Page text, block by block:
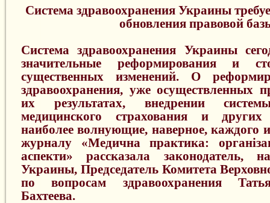
Система здравоохранения Украины
обновления правовой
Система здравоохранения Украины
значительные реформирования и
существенных изменений. О
здравоохранения, уже осуществленных
их результатах, внедрении
медицинского страхования и
наиболее волнующие, наверное, каждого
журналу «Медична практика:
аспекти» рассказала законодатель,
Украины, Председатель Комитета
по вопросам здравоохранения
Бахтеева.